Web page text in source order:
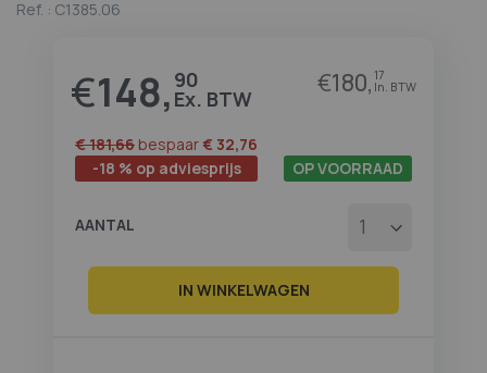
Ref. : C1385.06
€148, 90 €180, 17
-18 % op adviesprijs
€ 181,66bespaar € 32,76
OP VOORRAAD
AANTAL
IN WINKELWAGEN
begin
afbeeldingen-